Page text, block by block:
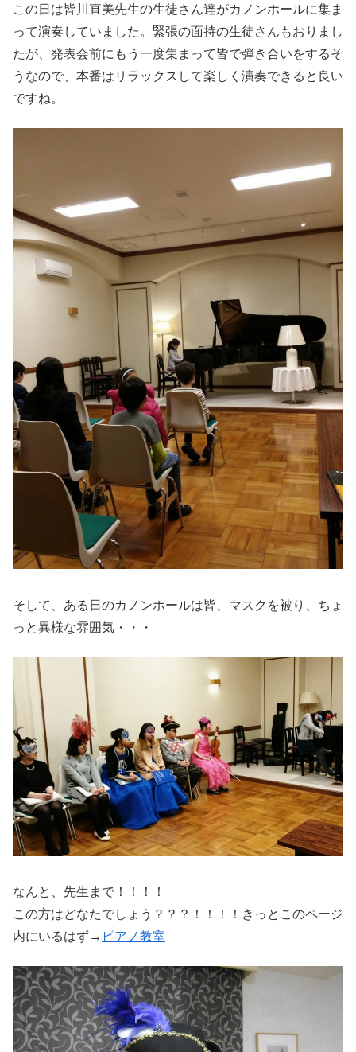
この日は皆川直美先生の生徒さん達がカノンホールに集ま
って演奏していました。緊張の面持の生徒さんもおりまし
たが、発表会前にもう一度集まって皆で弾き合いをするそ
うなので、本番はリラックスして楽しく演奏できると良い
ですね。
そして、ある日のカノンホールは皆、マスクを被り、ちょ
っと異様な雰囲気・・・
なんと、先生まで！！！！
この方はどなたでしょう？？？！！！！きっとこのページ
内にいるはず→ ピアノ教室